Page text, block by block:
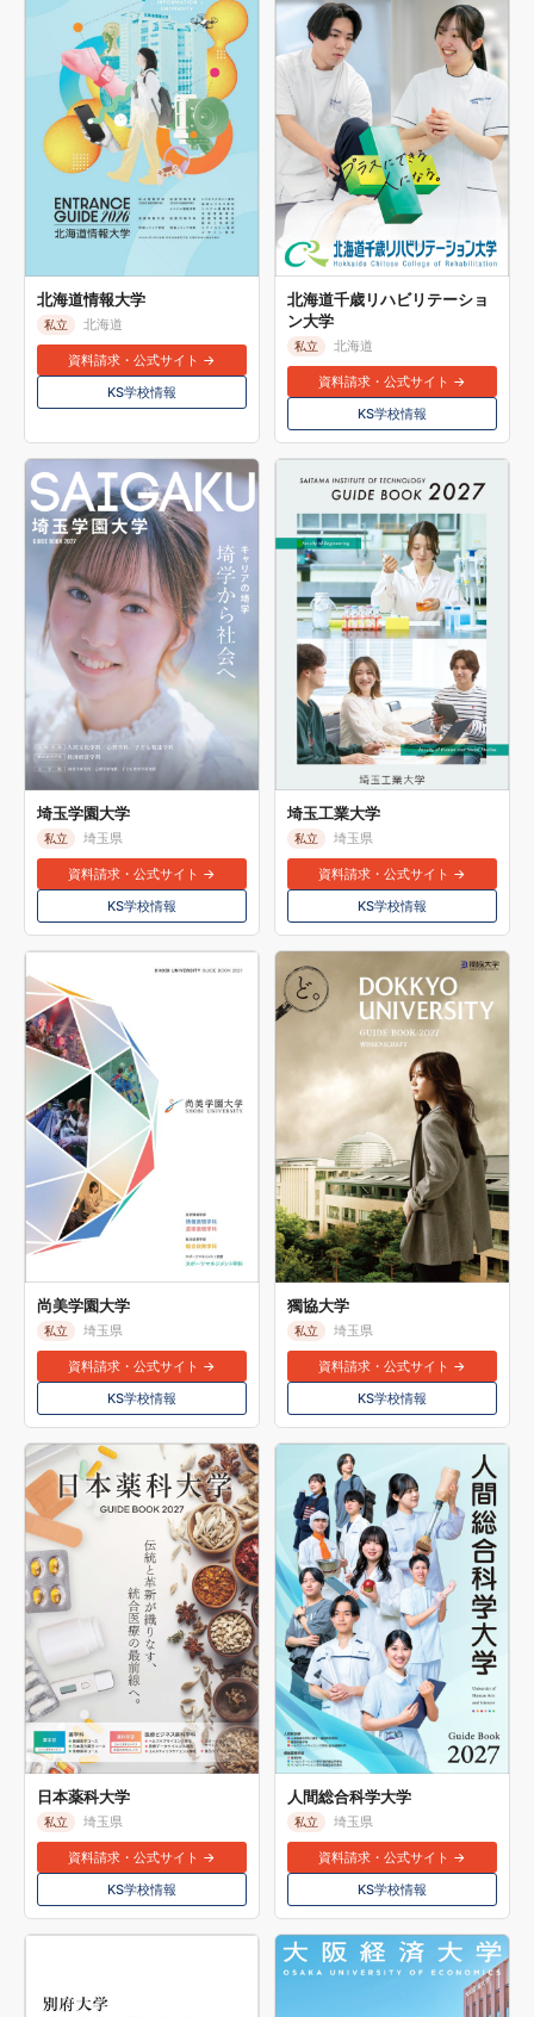
北海道情報大学
私立 北海道
資料請求・公式サイト →
KS学校情報
北海道千歳リハビリテーショ
ン大学
私立 北海道
資料請求・公式サイト →
KS学校情報
埼玉学園大学
私立 埼玉県
資料請求・公式サイト →
KS学校情報
埼玉工業大学
私立 埼玉県
資料請求・公式サイト →
KS学校情報
尚美学園大学
私立 埼玉県
資料請求・公式サイト →
KS学校情報
獨協大学
私立 埼玉県
資料請求・公式サイト →
KS学校情報
日本薬科大学
私立 埼玉県
資料請求・公式サイト →
KS学校情報
人間総合科学大学
私立 埼玉県
資料請求・公式サイト →
KS学校情報